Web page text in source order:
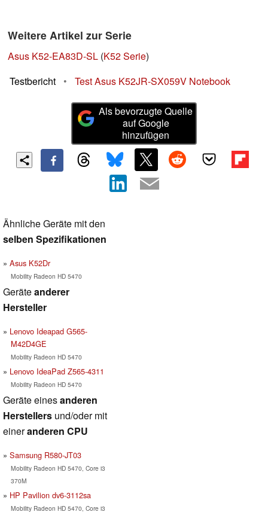
Weitere Artikel zur Serie
Asus K52-EA83D-SL (K52 Serie)
Testbericht
• Test Asus K52JR-SX059V Notebook
Als bevorzugte Quelle
auf Google
hinzufügen
Ähnliche Geräte mit den
selben Spezifikationen
Asus K52Dr
Mobility Radeon HD 5470
Geräteanderer
Hersteller
Lenovo Ideapad G565-
M42D4GE
Mobility Radeon HD 5470
Lenovo IdeaPad Z565-4311
Mobility Radeon HD 5470
Geräte einesanderen
Herstellers und/oder mit
eineranderen CPU
Samsung R580-JT03
Mobility Radeon HD 5470, Core i3
370M
HP Pavilion dv6-3112sa
Mobility Radeon HD 5470, Core i3